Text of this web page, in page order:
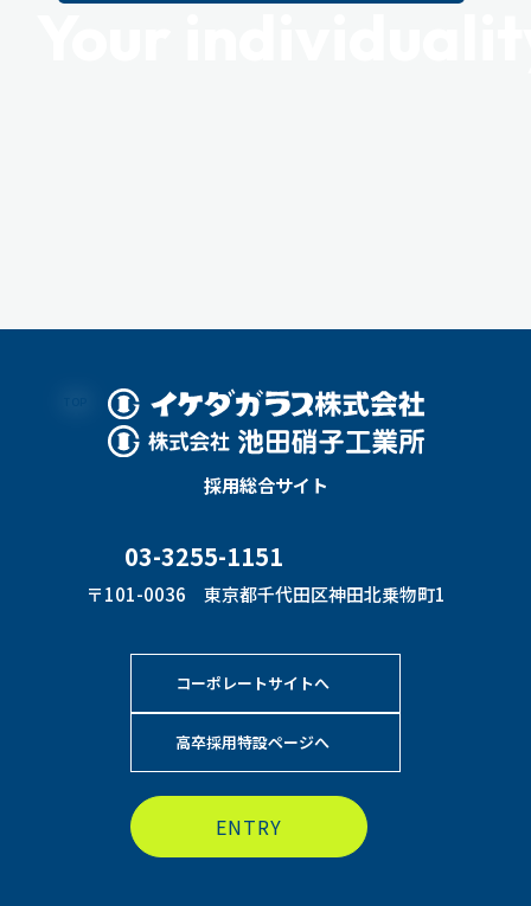
採用総合サイト
03-3255-1151
〒101-0036 東京都千代田区神田北乗物町1
コーポレートサイトへ
高卒採用特設ページへ
ENTRY